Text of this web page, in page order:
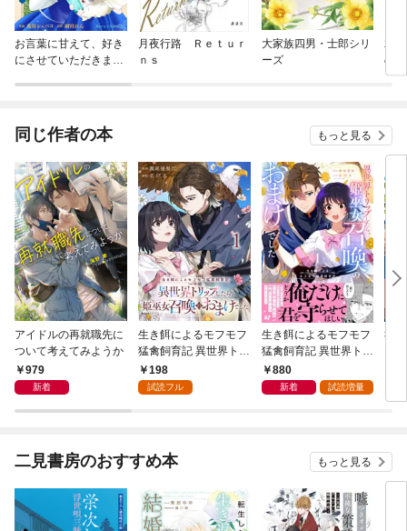
お言葉に甘えて、好き
にさせていただきます
月夜行路 Ｒｅｔｕｒ
ｎｓ
大家族四男・士郎シリ
ーズ
君
の
同じ作者の本 もっと見る
アイドルの再就職先に
ついて考えてみようか
979
新着
生き餌によるモフモフ
猛禽飼育記 異世界トリ
ップしたら、姫巫女召
喚のおまけでした 【連
198
試読フル
生き餌によるモフモフ
猛禽飼育記 異世界トリ
ップしたら、姫巫女召
喚のおまけでした (1)
880
新着 試読増量
社
二見書房のおすすめ本 もっと見る